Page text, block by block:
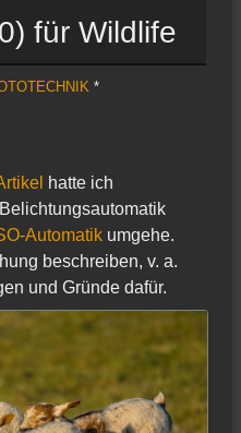
für Wildlife
*
hatte ich
Automatik umgehe.
beschreiben, v. a.
und Gründe dafür.